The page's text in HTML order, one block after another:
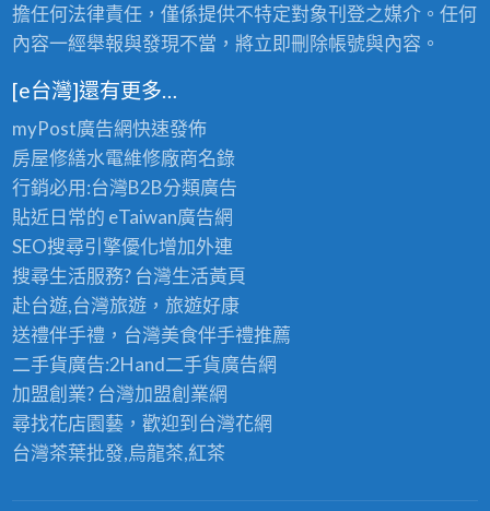
擔任何法律責任，僅係提供不特定對象刊登之媒介。任何
內容一經舉報與發現不當，將立即刪除帳號與內容。
[e台灣]還有更多…
myPost廣告網快速發佈
房屋修繕水電維修廠商名錄
行銷必用:台灣B2B分類廣告
貼近日常的 eTaiwan廣告網
SEO搜尋引擎優化增加外連
搜尋生活服務? 台灣生活黃頁
赴台遊,台灣旅遊，旅遊好康
送禮伴手禮，台灣美食伴手禮推薦
二手貨廣告:2Hand二手貨廣告網
加盟創業? 台灣加盟創業網
尋找花店園藝，歡迎到 台灣花網
台灣茶葉批發,烏龍茶,紅茶